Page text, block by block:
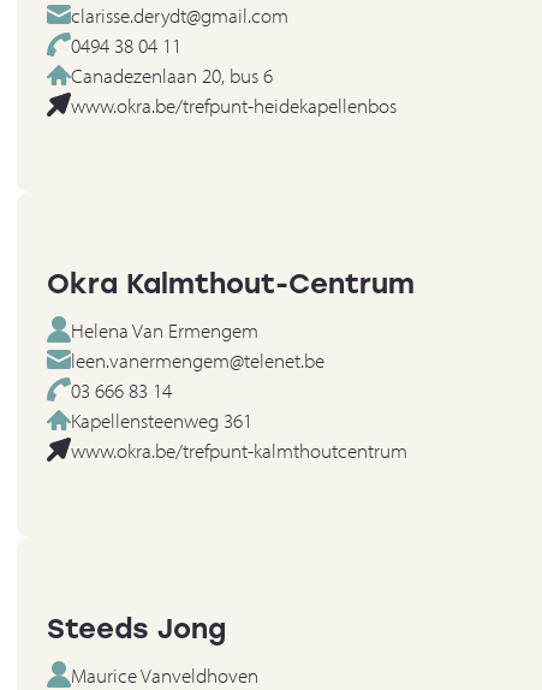
clarisse.derydt@gmail.com
0494 38 04 11
Canadezenlaan 20, bus 6
www.okra.be/trefpunt-heidekapellenbos
Okra Kalmthout-Centrum
Helena Van Ermengem
leen.vanermengem@telenet.be
03 666 83 14
Kapellensteenweg 361
www.okra.be/trefpunt-kalmthoutcentrum
Steeds Jong
Maurice Vanveldhoven